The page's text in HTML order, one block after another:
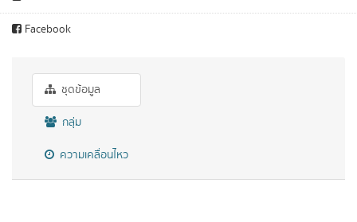
Facebook
ชุดข้อมูล
กลุ่ม
ความเคลื่อนไหว